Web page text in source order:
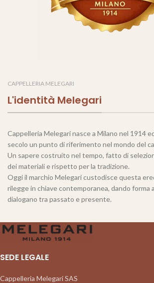
CAPPELLERIA MELEGARI
L'identità Melegari
Cappelleria Melegari nasce a Milano nel 1914
secolo un punto di riferimento nel mondo del
Un sapere costruito nel tempo, fatto di
dei materiali e rispetto per la tradizione.
Oggi il marchio Melegari custodisce questa
rilegge in chiave contemporanea, dando forma
dialogano tra passato e presente.
SEDE LEGALE
Cappelleria Melegari SAS